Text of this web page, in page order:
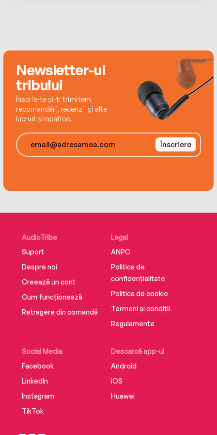
Newsletter-ul
tribului
Înscrie-te și-ți trimitem
recomandări, recenzii și alte
lucruri simpatice.
Înscriere
AudioTribe
Suport
Despre noi
Creează un cont
Cum funcționează
Retragere din comandă
Social Media
Facebook
LinkedIn
Instagram
TikTok
Descarcă app-ul
Android
iOS
Huawei
Legal
ANPC
Politica de
confidențialitate
Politica de cookie
Termeni și condiții
Regulamente